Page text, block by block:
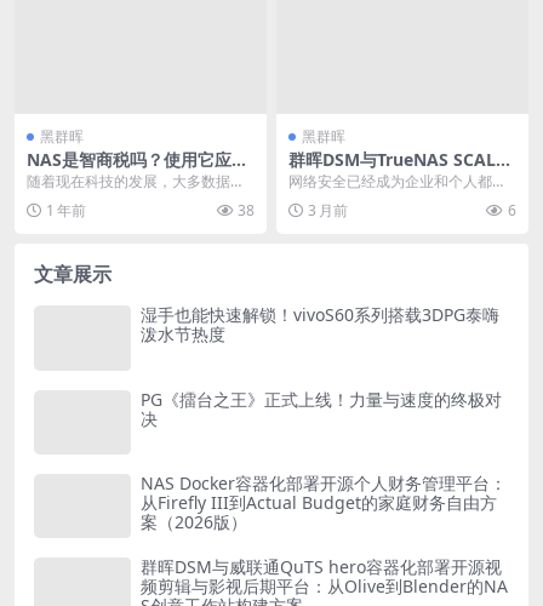
黑群晖
NAS是智商税吗？使用它应该
注意些什么！
随着现在科技的发展，大多数据都
是电子数据，如大量的家庭照片和
一些文件资料需要存储...
1 年前 38
黑群晖
群晖DSM与TrueNAS SCALE
双系统搭建开源漏洞扫描与渗
透测试平台：从OpenVAS到M
etasploit的网络安全实验室实
网络安全已经成为企业和个人都无
法忽视的重要议题。搭建属于自己
的安全测试实验室，不...
3 月前 6
文章展示
湿手也能快速解锁！vivoS60系列搭载3DPG泰嗨
泼水节热度
PG《擂台之王》正式上线！力量与速度的终极对
决
NAS Docker容器化部署开源个人财务管理平台：
从Firefly III到Actual Budget的家庭财务自由方
案（2026版）
群晖DSM与威联通QuTS hero容器化部署开源视
频剪辑与影视后期平台：从Olive到Blender的NA